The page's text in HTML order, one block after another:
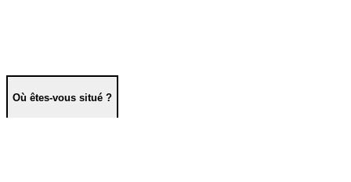
Où êtes-vous situé ?